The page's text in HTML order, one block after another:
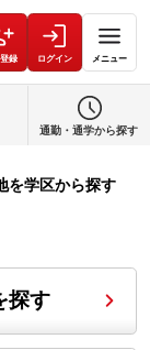
録 ログイン メニュー
通勤・通学から探す
を学区から探す
探す